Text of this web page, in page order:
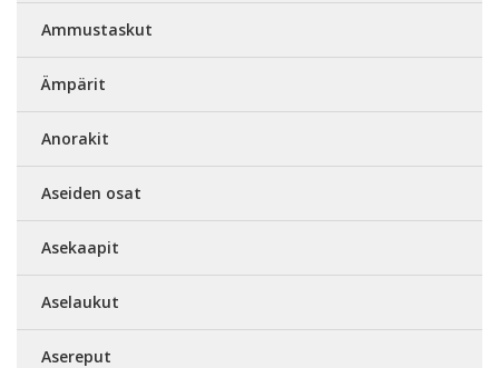
Ammustaskut
Ämpärit
Anorakit
Aseiden osat
Asekaapit
Aselaukut
Asereput